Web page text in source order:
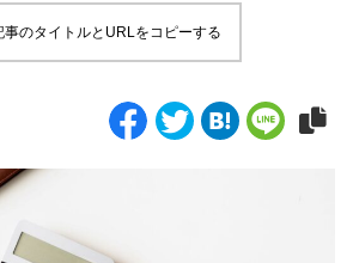
事のタイトルとURLをコピーする